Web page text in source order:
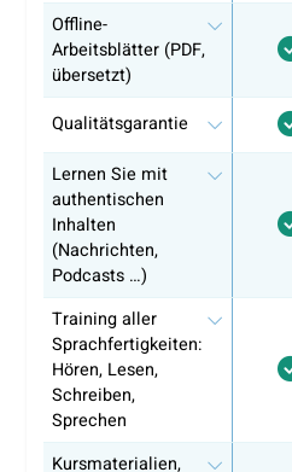
Unsere Erfahrung
Mehr als 10.000
Über 150 zertifizierte
Durchschnittliche
Nachgewiesene Erfolge
Das Bestehen des DELE geht
Vorbereitung, Konsequenz
Prüfer wirklich achten.
smart vor und bestehen Sie
Warum sich
Lernende für